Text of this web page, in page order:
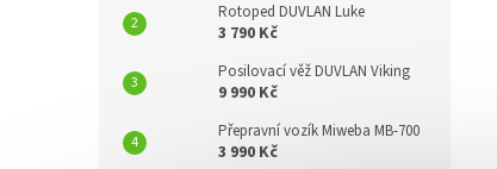
Rotoped DUVLAN Luke
3 790 Kč
Posilovací věž DUVLAN Viking
9 990 Kč
Přepravní vozík Miweba MB-700
3 990 Kč